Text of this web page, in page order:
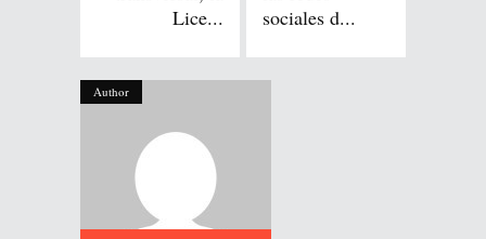
Lice...
sociales d...
Author